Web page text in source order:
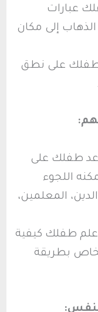
عبارات
إلى مكان
على نطق
طفلك على
اللجوء
المعلمين،
طفلك كيفية
بطريقة